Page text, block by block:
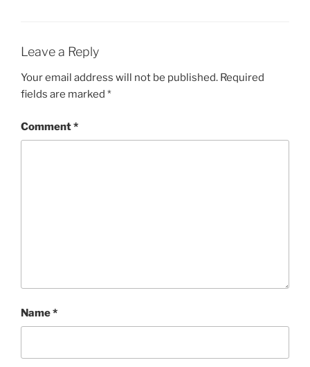
Leave a Reply
Your email address will not be published. Required
fields are marked *
Comment*
Name*